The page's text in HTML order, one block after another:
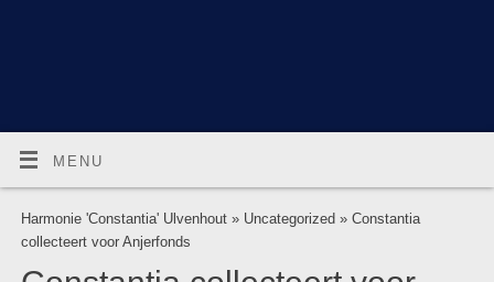
MENU
Harmonie 'Constantia' Ulvenhout» Uncategorized » Constantia
collecteert voor Anjerfonds